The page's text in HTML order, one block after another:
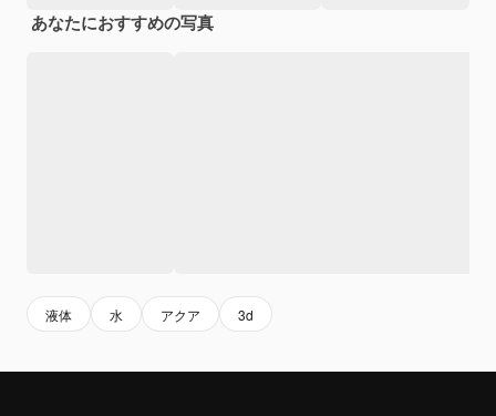
あなたにおすすめの写真
液体 水 アクア 3d